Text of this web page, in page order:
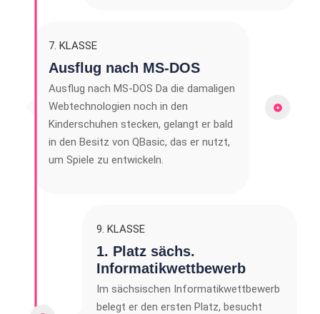
7. KLASSE
Ausflug nach MS-DOS
Ausflug nach MS-DOS Da die damaligen
Webtechnologien noch in den
Kinderschuhen stecken, gelangt er bald
in den Besitz von QBasic, das er nutzt,
um Spiele zu entwickeln.
9. KLASSE
1. Platz sächs.
Informatikwettbewerb
Im sächsischen Informatikwettbewerb
belegt er den ersten Platz, besucht